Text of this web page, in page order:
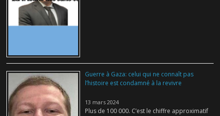
Guerre à Gaza: celui qui ne connaît pas
l’histoire est condamné à la revivre
13 mars 2024
Plus de 100 000. C’est le chiffre approximatif